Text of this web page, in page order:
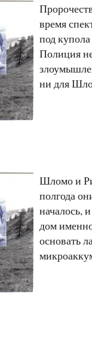
время
под
Полиция
ни для
Шломо и
полгода
началось,
дом
основать